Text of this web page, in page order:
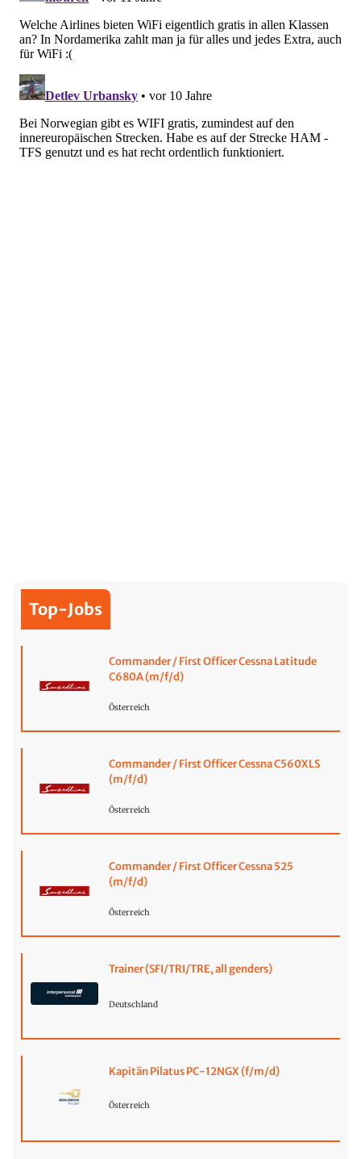
Top-Jobs
Commander / First Officer Cessna Latitude
C680A (m/f/d)
Österreich
Commander / First Officer Cessna C560XLS
(m/f/d)
Österreich
Commander / First Officer Cessna 525
(m/f/d)
Österreich
Trainer (SFI/TRI/TRE, all genders)
Deutschland
Kapitän Pilatus PC-12NGX (f/m/d)
Österreich